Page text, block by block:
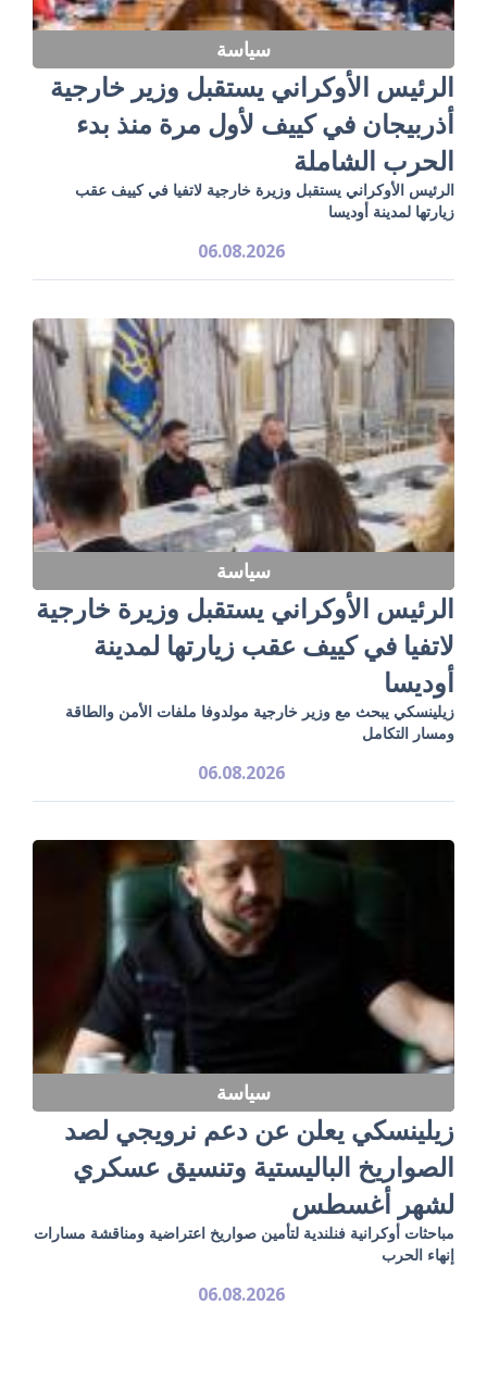
سياسة
الرئيس الأوكراني يستقبل وزير خارجية
أذربيجان في كييف لأول مرة منذ بدء
الحرب الشاملة
الرئيس الأوكراني يستقبل وزيرة خارجية لاتفيا في كييف عقب
زيارتها لمدينة أوديسا
06.08.2026
سياسة
الرئيس الأوكراني يستقبل وزيرة خارجية
لاتفيا في كييف عقب زيارتها لمدينة
أوديسا
زيلينسكي يبحث مع وزير خارجية مولدوفا ملفات الأمن والطاقة
ومسار التكامل
06.08.2026
سياسة
زيلينسكي يعلن عن دعم نرويجي لصد
الصواريخ الباليستية وتنسيق عسكري
لشهر أغسطس
مباحثات أوكرانية فنلندية لتأمين صواريخ اعتراضية ومناقشة مسارات
إنهاء الحرب
06.08.2026